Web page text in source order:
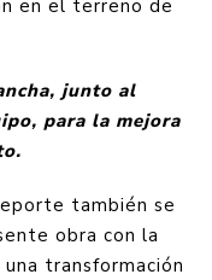
en el terreno de
junto al
para la mejora
también se
obra con la
transformación